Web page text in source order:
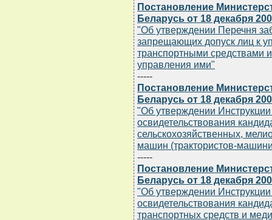
Постановление
Беларусь от 18 декабря
"Об утверждении Перечня
запрещающих допуск лиц к
транспортными средствами
управления ими"
-----
Постановление
Беларусь от 18 декабря
"Об утверждении Инструкции
освидетельствования
сельскохозяйственных,
машин (трактористов-
-----
Постановление
Беларусь от 18 декабря
"Об утверждении Инструкции
освидетельствования
транспортных средств и